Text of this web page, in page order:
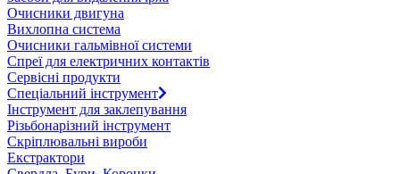
Очисники двигуна
Вихлопна система
Очисники гальмівної системи
Спреї для електричних контактів
Сервісні продукти
Спеціальний інструмент
Інструмент для заклепування
Різьбонарізний інструмент
Скріплювальні вироби
Екстрактори